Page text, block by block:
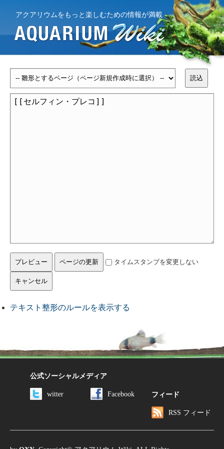
アクアリウムをもっと楽しむための情報が満載
タイムスタンプを変更しない
テキスト整形のルールを表示する
公式ソーシャルメディア
witter Facebook フィード
RSS フィード